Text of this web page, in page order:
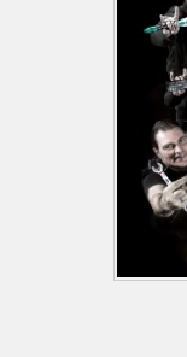
Ідентифікатори
кодуванням
інструменту.
гвинтів з
викруткові
гайок (гайкові
фіксуючою
викруткові головки